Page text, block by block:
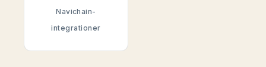
Navichain-
integrationer